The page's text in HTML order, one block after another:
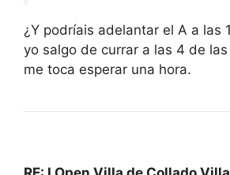
¿Y podríais adelantar el A a las
yo salgo de currar a las 4 de
me toca esperar una hora.